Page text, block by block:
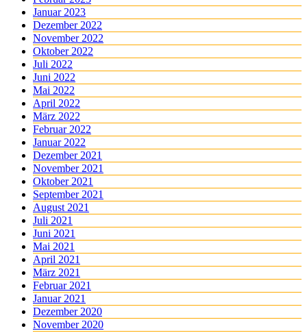
Januar 2023
Dezember 2022
November 2022
Oktober 2022
Juli 2022
Juni 2022
Mai 2022
April 2022
März 2022
Februar 2022
Januar 2022
Dezember 2021
November 2021
Oktober 2021
September 2021
August 2021
Juli 2021
Juni 2021
Mai 2021
April 2021
März 2021
Februar 2021
Januar 2021
Dezember 2020
November 2020